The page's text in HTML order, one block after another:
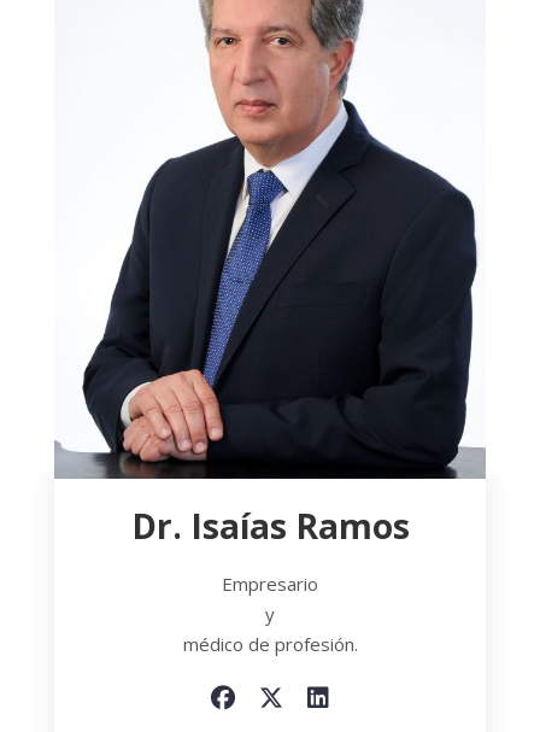
Dr. Isaías Ramos
Empresario
y
médico de profesión.